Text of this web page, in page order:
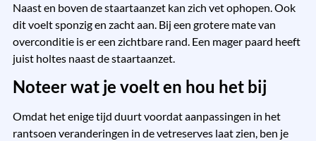
Naast en boven de staartaanzet kan zich vet ophopen. Ook
dit voelt sponzig en zacht aan. Bij een grotere mate van
overconditie is er een zichtbare rand. Een mager paard heeft
juist holtes naast de staartaanzet.
Noteer wat je voelt en hou het bij
Omdat het enige tijd duurt voordat aanpassingen in het
rantsoen veranderingen in de vetreserves laat zien, ben je